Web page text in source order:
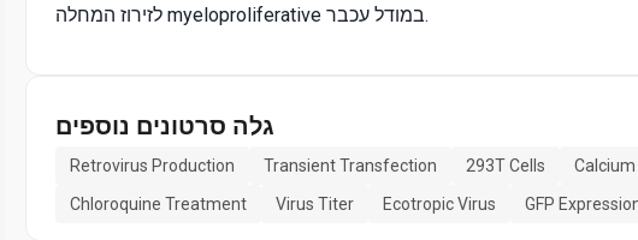
לזירוז המחלה myeloproliferative במודל עכבר.
גלה סרטונים נוספים
Retrovirus Production Transient Transfection 293T Cells
Chloroquine Treatment
Virus Titer Ecotropic Virus GFP